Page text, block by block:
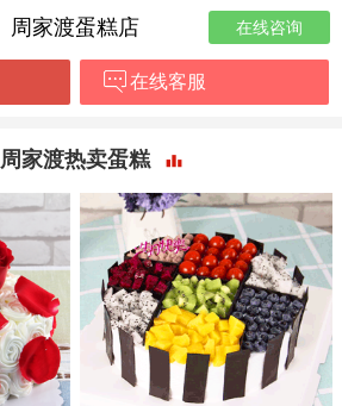
周家渡蛋糕店 在线咨询
在线客服
周家渡热卖蛋糕